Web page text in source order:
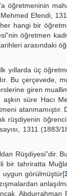
öğretmeninin
Efendi,
hangi bir
öğretmen
arasındaki
yıllarda üç
Bu çerçevede,
giren
süre Hacı
atanmamıştır.
rüşdiyenin
1311 (1883/
Rüşdiyesi‟dir.
bir tahriratta
uygun görülmüştür[